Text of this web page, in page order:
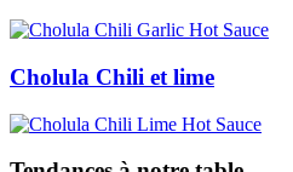
Cholula Chili et lime